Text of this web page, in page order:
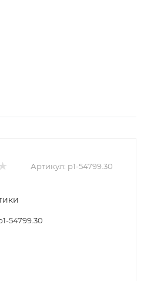
Артикул: p1-54799.30
54799.30